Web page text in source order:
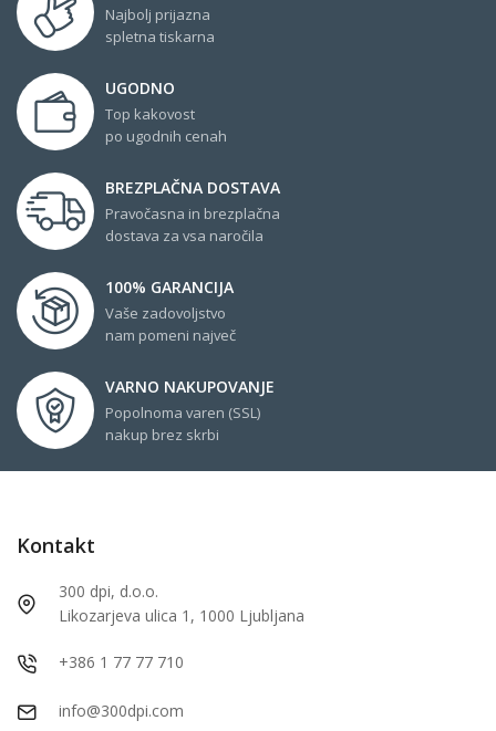
Najbolj prijazna
spletna tiskarna
UGODNO
Top kakovost
po ugodnih cenah
BREZPLAČNA DOSTAVA
Pravočasna in brezplačna
dostava za vsa naročila
100% GARANCIJA
Vaše zadovoljstvo
nam pomeni največ
VARNO NAKUPOVANJE
Popolnoma varen (SSL)
nakup brez skrbi
Kontakt
300 dpi, d.o.o.
Likozarjeva ulica 1, 1000 Ljubljana
+386 1 77 77 710
info@300dpi.com